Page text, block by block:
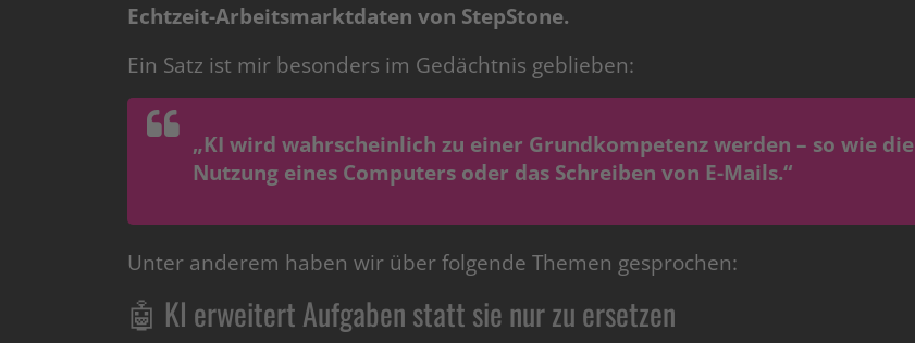
Echtzeit-Arbeitsmarktdaten von StepStone.
Ein Satz ist mir besonders im Gedächtnis geblieben:
„KI wird wahrscheinlich zu einer Grundkompetenz werden – so wie die
Nutzung eines Computers oder das Schreiben von E-Mails.“
Unter anderem haben wir über folgende Themen gesprochen:
🤖 KI erweitert Aufgaben statt sie nur zu ersetzen